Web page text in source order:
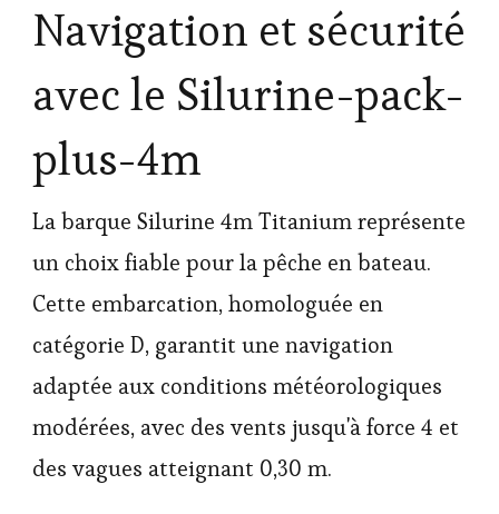
Navigation et sécurité
avec le Silurine-pack-
plus-4m
La barque Silurine 4m Titanium représente
un choix fiable pour la pêche en bateau.
Cette embarcation, homologuée en
catégorie D, garantit une navigation
adaptée aux conditions météorologiques
modérées, avec des vents jusqu'à force 4 et
des vagues atteignant 0,30 m.